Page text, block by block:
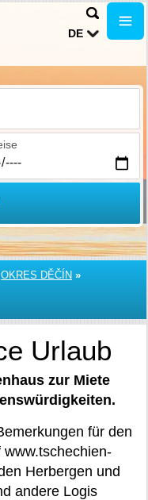
DE
OKRES DĚČÍN »
Urlaub
zur Miete
für den
Herbergen und
andere Logis